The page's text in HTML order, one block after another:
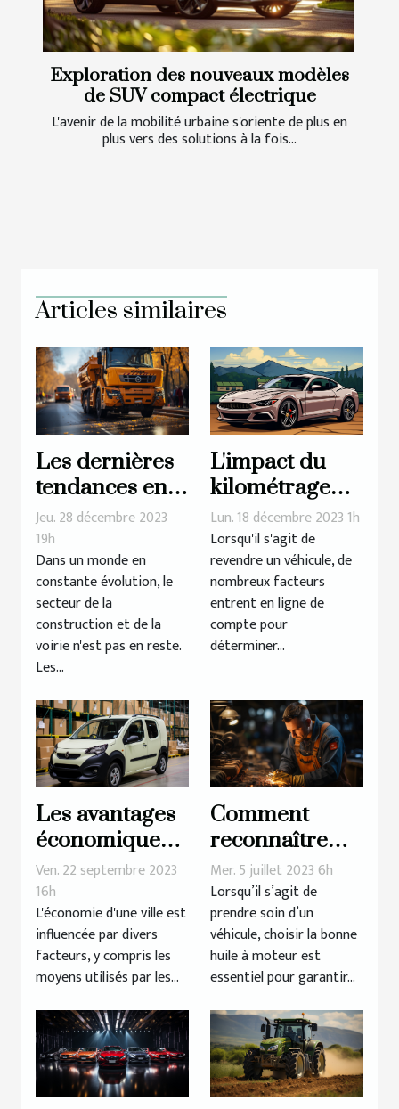
Exploration des nouveaux modèles
de SUV compact électrique
L'avenir de la mobilité urbaine s'oriente de plus en
plus vers des solutions à la fois...
Articles similaires
Les dernières
tendances en
matière de
matériaux et
équipements
pour la
construction et
la voirie
Jeu. 28 décembre 2023
19h
Dans un monde en
constante évolution, le
secteur de la
construction et de la
voirie n'est pas en reste.
Les...
L'impact du
kilométrage
sur le prix de
rachat d'une
voiture
Lun. 18 décembre 2023 1h
Lorsqu'il s'agit de
revendre un véhicule, de
nombreux facteurs
entrent en ligne de
compte pour
déterminer...
Les avantages
économiques
du covering de
véhicules à
Lyon
Ven. 22 septembre 2023
16h
L'économie d'une ville est
influencée par divers
facteurs, y compris les
moyens utilisés par les...
Comment
reconnaître
une huile à
moteur de
qualité ?
Mer. 5 juillet 2023 6h
Lorsqu’il s’agit de
prendre soin d’un
véhicule, choisir la bonne
huile à moteur est
essentiel pour garantir...